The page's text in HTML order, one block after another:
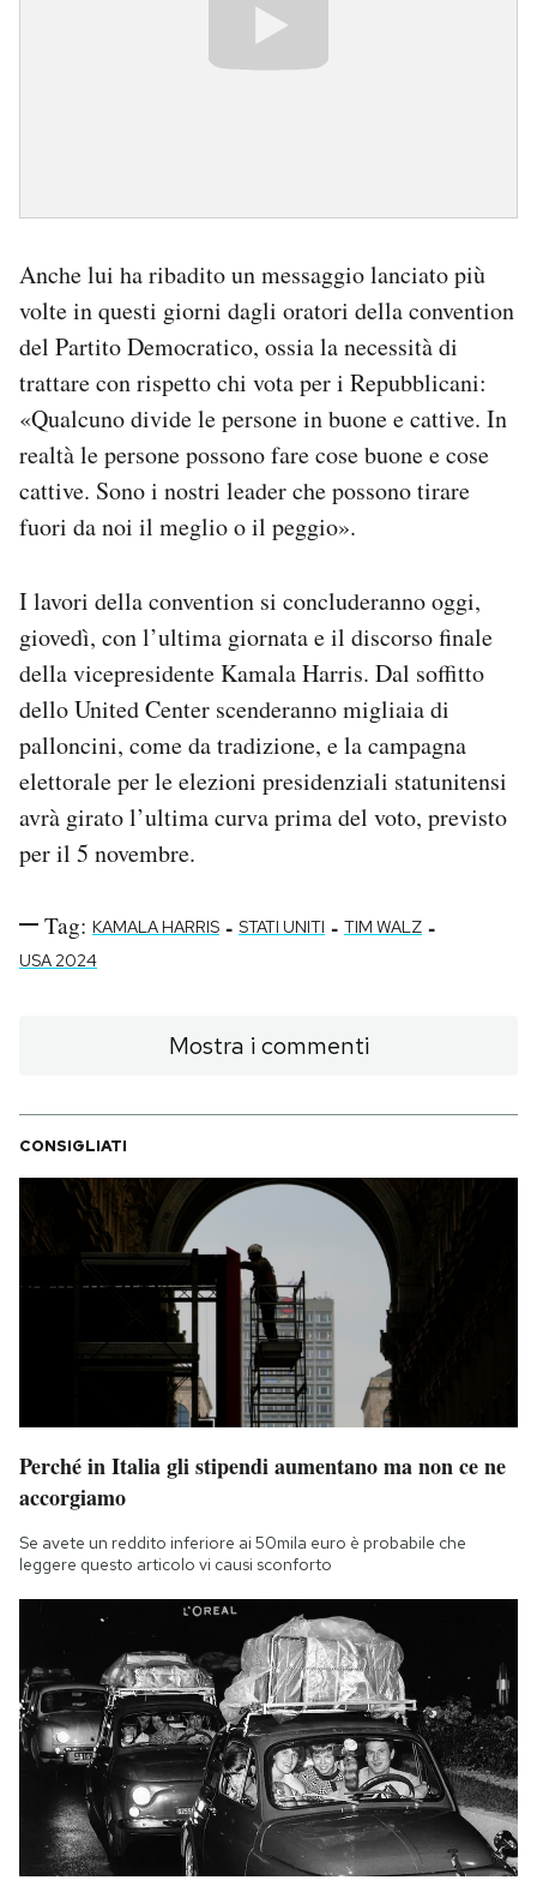
Anche lui ha ribadito un messaggio lanciato più
volte in questi giorni dagli oratori della convention
del Partito Democratico, ossia la necessità di
trattare con rispetto chi vota per i Repubblicani:
«Qualcuno divide le persone in buone e cattive. In
realtà le persone possono fare cose buone e cose
cattive. Sono i nostri leader che possono tirare
fuori da noi il meglio o il peggio».
I lavori della convention si concluderanno oggi,
giovedì, con l’ultima giornata e il discorso finale
della vicepresidente Kamala Harris. Dal soffitto
dello United Center scenderanno migliaia di
palloncini, come da tradizione, e la campagna
elettorale per le elezioni presidenziali statunitensi
avrà girato l’ultima curva prima del voto, previsto
per il 5 novembre.
Tag: KAMALA HARRIS - STATI UNITI - TIM WALZ -
USA 2024
Mostra i commenti
CONSIGLIATI
Perché in Italia gli stipendi aumentano ma non ce ne
accorgiamo
Se avete un reddito inferiore ai 50mila euro è probabile che
leggere questo articolo vi causi sconforto